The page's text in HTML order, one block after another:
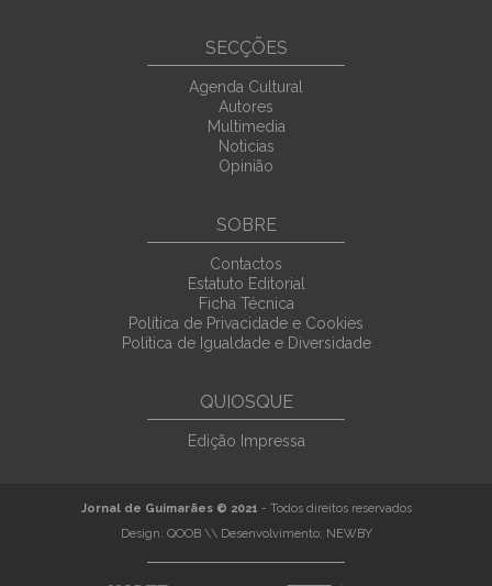
SECÇÕES
Agenda Cultural
Autores
Multimedia
Noticias
Opinião
SOBRE
Contactos
Estatuto Editorial
Ficha Técnica
Política de Privacidade e Cookies
Política de Igualdade e Diversidade
QUIOSQUE
Edição Impressa
Jornal de Guimarães © 2021 - Todos direitos reservados
Design: QOOB\\ Desenvolvimento: NEWBY